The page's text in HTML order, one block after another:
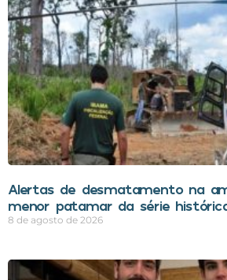
Alertas de desmatamento na
menor patamar da série
8 de agosto de 2026